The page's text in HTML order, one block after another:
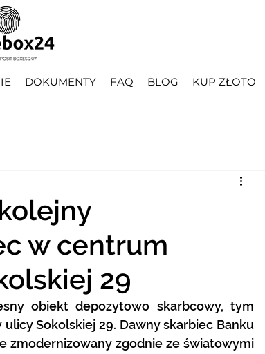
DOKUMENTY FAQ BLOG KUP ZŁOTO
w centrum
29
obiekt depozytowo skarbcowy, tym
Sokolskiej 29. Dawny skarbiec Banku
zmodernizowany zgodnie ze światowymi